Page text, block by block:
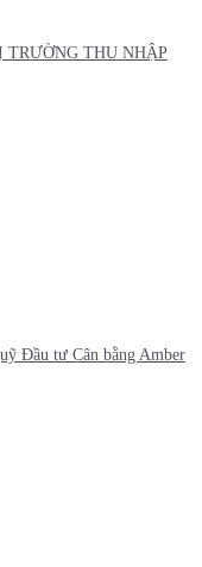
THU NHẬP
Đầu tư Cân bằng Amber